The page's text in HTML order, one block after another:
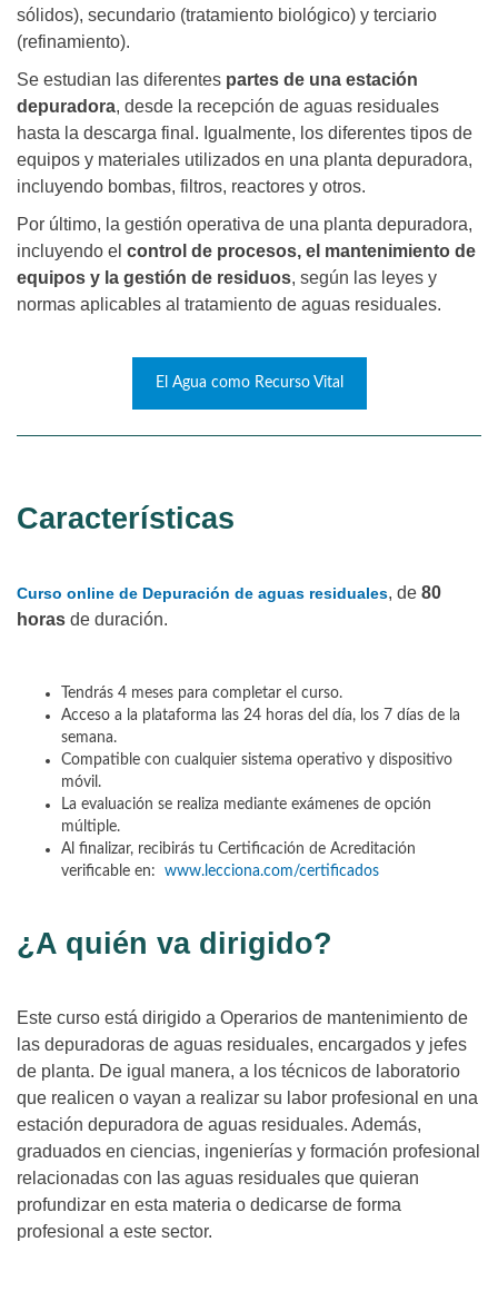
sólidos), secundario (tratamiento biológico) y terciario
(refinamiento).
Se estudian las diferentes partes de una estación
depuradora, desde la recepción de aguas residuales
hasta la descarga final. Igualmente, los diferentes tipos de
equipos y materiales utilizados en una planta depuradora,
incluyendo bombas, filtros, reactores y otros.
Por último, la gestión operativa de una planta depuradora,
incluyendo el control de procesos, el mantenimiento de
equipos y la gestión de residuos, según las leyes y
normas aplicables al tratamiento de aguas residuales.
El Agua como Recurso Vital
Características
Curso online de Depuración de aguas residuales, de 80
horas de duración.
Tendrás 4 meses para completar el curso.
Acceso a la plataforma las 24 horas del día, los 7 días de la
semana.
Compatible con cualquier sistema operativo y dispositivo
móvil.
La evaluación se realiza mediante exámenes de opción
múltiple.
Al finalizar, recibirás tu Certificación de Acreditación
verificable en: www.lecciona.com/certificados
¿A quién va dirigido?
Este curso está dirigido a Operarios de mantenimiento de
las depuradoras de aguas residuales, encargados y jefes
de planta. De igual manera, a los técnicos de laboratorio
que realicen o vayan a realizar su labor profesional en una
estación depuradora de aguas residuales. Además,
graduados en ciencias, ingenierías y formación profesional
relacionadas con las aguas residuales que quieran
profundizar en esta materia o dedicarse de forma
profesional a este sector.